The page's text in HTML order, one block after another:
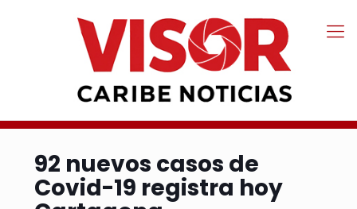
92 nuevos casos de
Covid-19 registra hoy